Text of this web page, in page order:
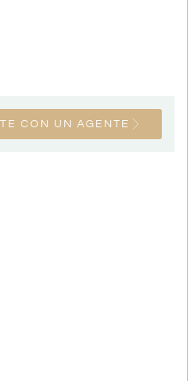
CON UN AGENTE